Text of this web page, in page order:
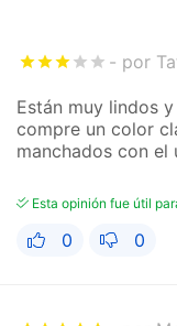
por
Están muy lindos
compre un color
manchados con el
Esta opinión fue útil
0 0